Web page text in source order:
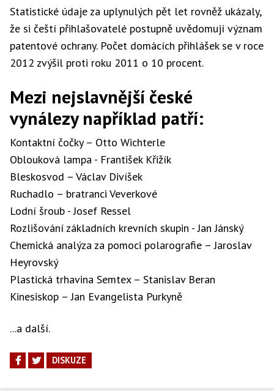
Statistické údaje za uplynulých pět let rovněž ukázaly,
že si čeští přihlašovatelé postupně uvědomují význam
patentové ochrany. Počet domácích přihlášek se v roce
2012 zvýšil proti roku 2011 o 10 procent.
Mezi nejslavnější české
vynálezy například patří:
Kontaktní čočky – Otto Wichterle
Oblouková lampa - František Křižík
Bleskosvod – Václav Divíšek
Ruchadlo – bratranci Veverkové
Lodní šroub - Josef Ressel
Rozlišování základních krevních skupin - Jan Jánský
Chemická analýza za pomoci polarografie – Jaroslav
Heyrovský
Plastická trhavina Semtex – Stanislav Beran
Kinesiskop – Jan Evangelista Purkyně
...a další.
DISKUZE